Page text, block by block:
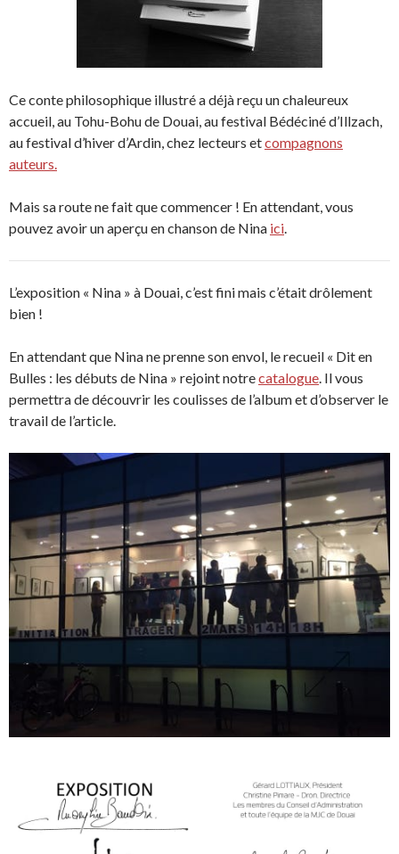
Ce conte philosophique illustré a déjà reçu un chaleureux
accueil, au Tohu-Bohu de Douai, au festival Bédéciné d’Illzach,
au festival d’hiver d’Ardin, chez lecteurs etcompagnons
auteurs.
Mais sa route ne fait que commencer ! En attendant, vous
pouvez avoir un aperçu en chanson de Nina ici
L’exposition « Nina » à Douai, c’est fini mais c’était drôlement
bien !
En attendant que Nina ne prenne son envol, le recueil « Dit en
Bulles : les débuts de Nina » rejoint notrecatalogue . Il vous
permettra de découvrir les coulisses de l’album et d’observer le
travail de l’article.